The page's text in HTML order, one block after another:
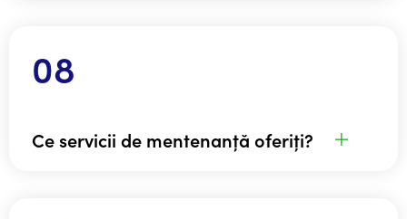
Ce servicii de mentenanță oferiți?